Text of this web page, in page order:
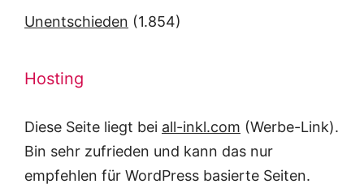
Unentschieden (1.854)
Hosting
Diese Seite liegt bei all-inkl.com (Werbe-Link).
Bin sehr zufrieden und kann das nur
empfehlen für WordPress basierte Seiten.